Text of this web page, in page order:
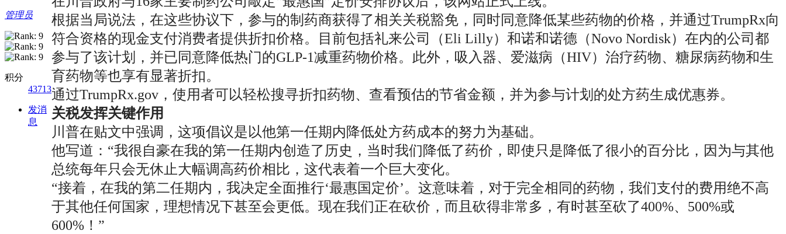
管理员
积分
43713
发消
息
根据当局说法，在这些协议下，参与的制药商获得了相关关税豁免，同时同意降低某些药物的价格，并通过TrumpRx向
符合资格的现金支付消费者提供折扣价格。目前包括礼来公司（Eli Lilly）和诺和诺德（Novo Nordisk）在内的公司都
参与了该计划，并已同意降低热门的GLP-1减重药物价格。此外，吸入器、爱滋病（HIV）治疗药物、糖尿病药物和生
育药物等也享有显著折扣。
通过TrumpRx.gov，使用者可以轻松搜寻折扣药物、查看预估的节省金额，并为参与计划的处方药生成优惠券。
关税发挥关键作用
川普在贴文中强调，这项倡议是以他第一任期内降低处方药成本的努力为基础。
他写道：“我很自豪在我的第一任期内创造了历史，当时我们降低了药价，即使只是降低了很小的百分比，因为与其他
总统每年只会无休止大幅调高药价相比，这代表着一个巨大变化。
“接着，在我的第二任期内，我决定全面推行‘最惠国定价’。这意味着，对于完全相同的药物，我们支付的费用绝不高
于其他任何国家，理想情况下甚至会更低。现在我们正在砍价，而且砍得非常多，有时甚至砍了400%、500%或
600%！”